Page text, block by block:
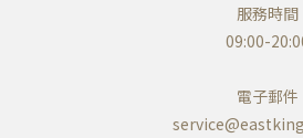
服務時間
09:00-
電子郵件